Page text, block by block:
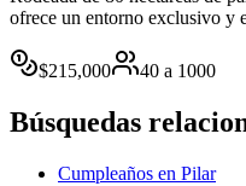
ofrece un entorno exclusivo y
$215,000 40 a 1000
Búsquedas
Cumpleaños en Pilar